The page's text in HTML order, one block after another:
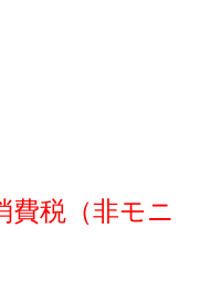
費税（非モニ